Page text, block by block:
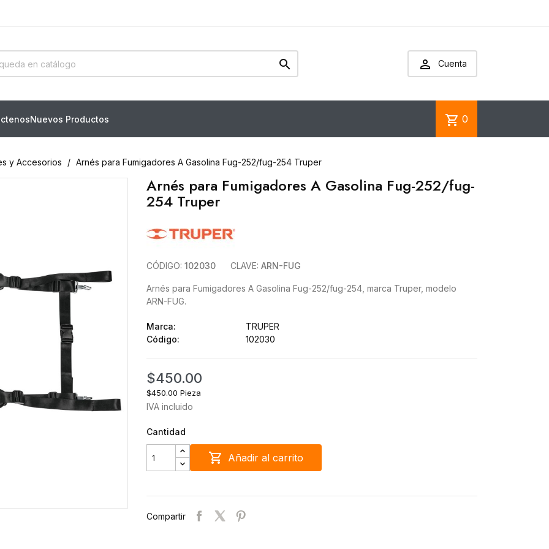
  Cuenta
Nuevos Productos shopping_cart 0
y Accesorios Arnés para Fumigadores A Gasolina Fug-252/fug-254 Truper
Arnés para Fumigadores A Gasolina Fug-252/fug-
254 Truper
CÓDIGO: 102030 CLAVE: ARN-FUG
Arnés para Fumigadores A Gasolina Fug-252/fug-254, marca Truper, modelo
ARN-FUG.
Marca:
TRUPER
Código:
102030
$450.00
$450.00 Pieza
IVA incluido
Cantidad
 Añadir al carrito
Compartir